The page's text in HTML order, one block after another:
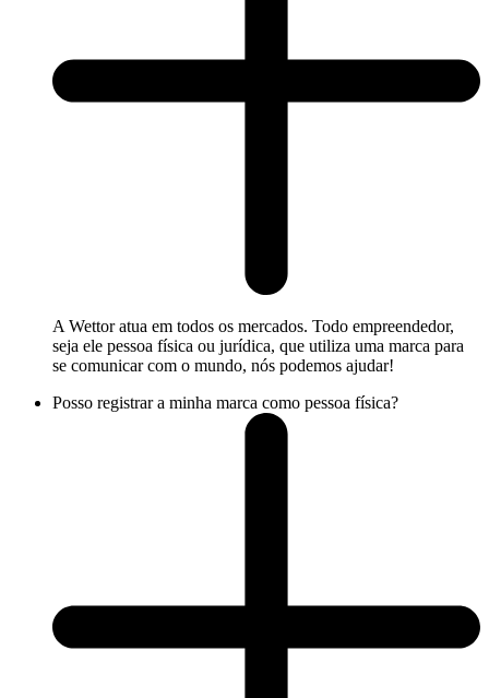
A Wettor atua em todos os mercados. Todo empreendedor,
seja ele pessoa física ou jurídica, que utiliza uma marca para
se comunicar com o mundo, nós podemos ajudar!
Posso registrar a minha marca como pessoa física?